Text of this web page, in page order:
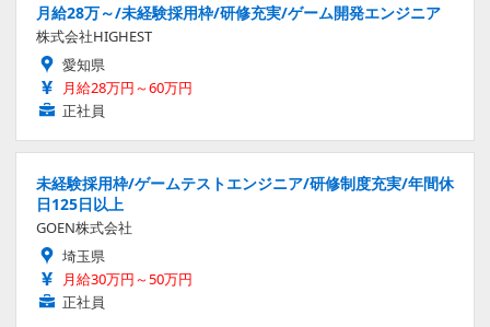
月給28万～/未経験採用枠/研修充実/ゲーム開発エンジニア
株式会社HIGHEST
愛知県
月給28万円～60万円
正社員
未経験採用枠/ゲームテストエンジニア/研修制度充実/年間休
日125日以上
GOEN株式会社
埼玉県
月給30万円～50万円
正社員